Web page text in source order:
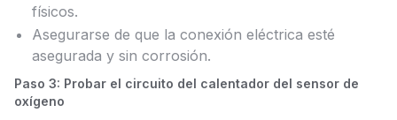
físicos.
Asegurarse de que la conexión eléctrica esté
asegurada y sin corrosión.
Paso 3: Probar el circuito del calentador del sensor de
oxígeno